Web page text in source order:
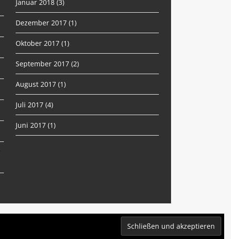
Januar 2018 (3)
Dezember 2017 (1)
Oktober 2017 (1)
September 2017 (2)
August 2017 (1)
Juli 2017 (4)
Juni 2017 (1)